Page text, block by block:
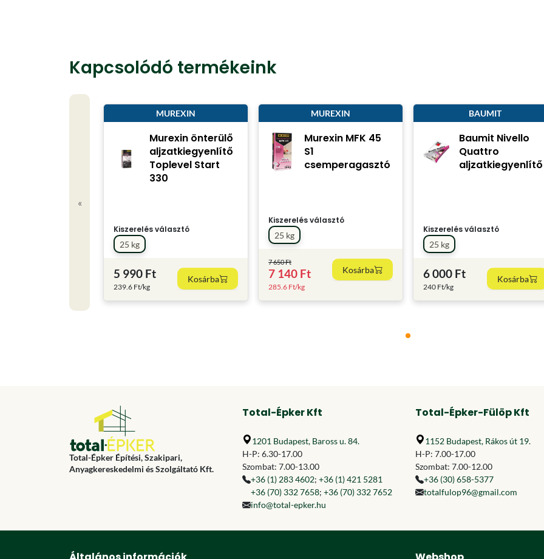
Kapcsolódó termékeink
«
MUREXIN
Murexin önterülő
aljzatkiegyenlítő
Toplevel Start
330
Kiszerelés választó
25 kg
5 990 Ft
239.6 Ft/kg
Kosárba
MUREXIN
Murexin MFK 45
S1
csemperagasztó
Kiszerelés választó
25 kg
7 650 Ft
7 140 Ft
285.6 Ft/kg
Kosárba
BAUMIT
Baumit Nivello
Quattro
aljzatkiegyenlítő
Kiszerelés választó
25 kg
6 000 Ft
240 Ft/kg
Kosárba
Total-Épker Építési, Szakipari,
Anyagkereskedelmi és Szolgáltató Kft.
Total-Épker Kft
1201 Budapest, Baross u. 84.
H-P: 6.30-17.00
Szombat: 7.00-13.00
+36 (1) 283 4602; +36 (1) 421 5281
+36 (70) 332 7658; +36 (70) 332 7652
info@total-epker.hu
Total-Épker-Fülöp Kft
1152 Budapest, Rákos út 19.
H-P: 7.00-17.00
Szombat: 7.00-12.00
+36 (30) 658-5377
totalfulop96@gmail.com